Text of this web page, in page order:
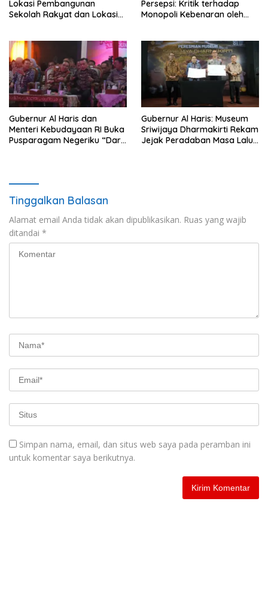
Lokasi Pembangunan
Sekolah Rakyat dan Lokasi
Persepsi: Kritik terhadap
Monopoli Kebenaran oleh
Gubernur Al Haris dan
Menteri Kebudayaan RI Buka
Pusparagam Negeriku “Dari
Gubernur Al Haris: Museum
Sriwijaya Dharmakirti Rekam
Jejak Peradaban Masa Lalu
Tinggalkan Balasan
Alamat email Anda tidak akan dipublikasikan. Ruas yang wajib
ditandai *
Simpan nama, email, dan situs web saya pada peramban ini
untuk komentar saya berikutnya.